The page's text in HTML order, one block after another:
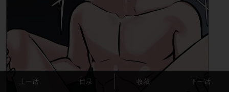
上一话 目录 收藏 下一话